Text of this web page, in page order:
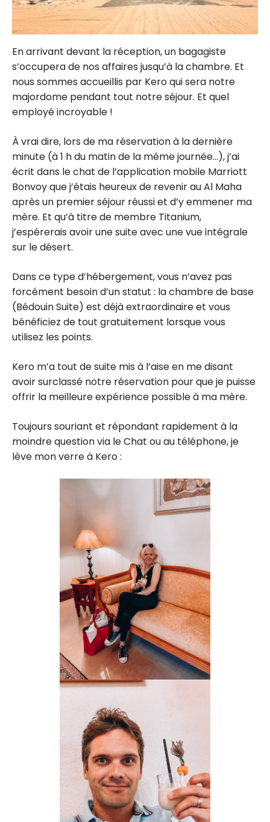
En arrivant devant la réception, un bagagiste
s’occupera de nos affaires jusqu’à la chambre. Et
nous sommes accueillis par Kero qui sera notre
majordome pendant tout notre séjour. Et quel
employé incroyable !
À vrai dire, lors de ma réservation à la dernière
minute (à 1 h du matin de la même journée…), j’ai
écrit dans le chat de l’application mobile Marriott
Bonvoy que j’étais heureux de revenir au Al Maha
après un premier séjour réussi et d’y emmener ma
mère. Et qu’à titre de membre Titanium,
j’espérerais avoir une suite avec une vue intégrale
sur le désert.
Dans ce type d’hébergement, vous n’avez pas
forcément besoin d’un statut : la chambre de base
(Bédouin Suite) est déjà extraordinaire et vous
bénéficiez de tout gratuitement lorsque vous
utilisez les points.
Kero m’a tout de suite mis à l’aise en me disant
avoir surclassé notre réservation pour que je puisse
offrir la meilleure expérience possible à ma mère.
Toujours souriant et répondant rapidement à la
moindre question via le Chat ou au téléphone, je
lève mon verre à Kero :